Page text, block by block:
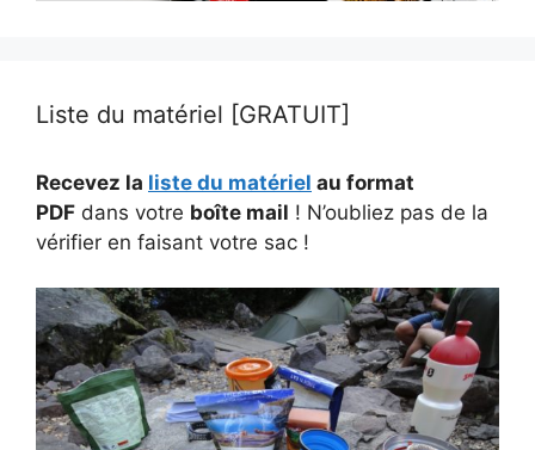
Liste du matériel [GRATUIT]
Recevez la liste du matériel au format
PDF dans votre boîte mail ! N’oubliez pas de la
vérifier en faisant votre sac !